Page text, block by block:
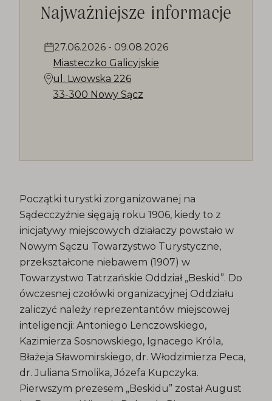
Początki turystki zorganizowanej na
Sądecczyźnie sięgają roku 1906, kiedy to z
inicjatywy miejscowych działaczy powstało w
Nowym Sączu Towarzystwo Turystyczne,
przekształcone niebawem (1907) w
Towarzystwo Tatrzańskie Oddział „Beskid”. Do
ówczesnej czołówki organizacyjnej Oddziału
zaliczyć należy reprezentantów miejscowej
inteligencji: Antoniego Lenczowskiego,
Kazimierza Sosnowskiego, Ignacego Króla,
Błażeja Sławomirskiego, dr. Włodzimierza Peca,
dr. Juliana Smolika, Józefa Kupczyka.
Pierwszym prezesem „Beskidu” został August
Najważniejsze informacje
27.06.2026 - 09.08.2026
Miasteczko Galicyjskie
ul. Lwowska 226
33-300 Nowy Sącz